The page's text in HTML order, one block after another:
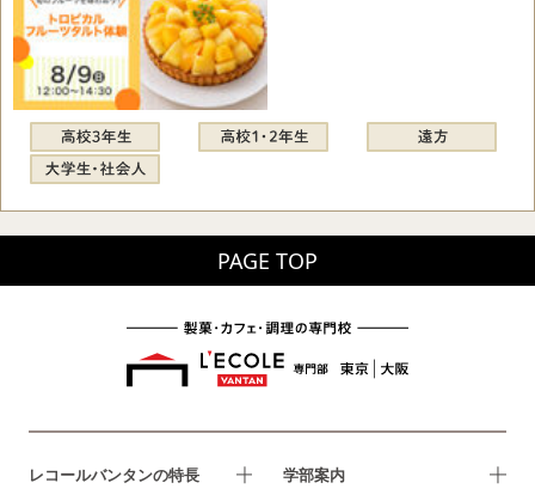
PAGE TOP
レコールバンタンの特長 学部案内